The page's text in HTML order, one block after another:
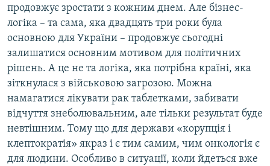
продовжує зростати з кожним днем. Але бізнес-
логіка – та сама, яка двадцять три роки була
основною для України – продовжує сьогодні
залишатися основним мотивом для політичних
рішень. А це не та логіка, яка потрібна країні, яка
зіткнулася з військовою загрозою. Можна
намагатися лікувати рак таблетками, забивати
відчуття знеболювальним, але тільки результат буде
невтішним. Тому що для держави «корупція і
клептократія» якраз і є тим самим, чим онкологія є
для людини. Особливо в ситуації, коли йдеться вже